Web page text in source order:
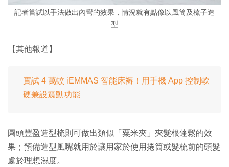
記者嘗試以手法做出內彎的效果，情況就有點像以風筒及梳子造
型
【其他報道】
實試 4 萬蚊 iEMMAS 智能床褥！用手機 App 控制軟
硬兼設震動功能
圓頭豐盈造型梳則可做出類似「粟米夾」夾髮根蓬鬆的效
果；預備造型風嘴就用於讓用家於使用捲筒或髮梳前的頭髮
處於理想濕度。